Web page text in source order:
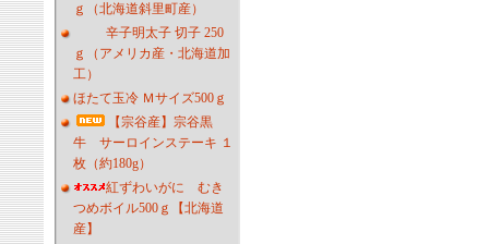
ｇ（北海道斜里町産）
辛子明太子 切子 250
ｇ（アメリカ産・北海道加
工）
ほたて玉冷 Ｍサイズ500ｇ
【宗谷産】宗谷黒
牛 サーロインステーキ １
枚（約180g）
紅ずわいがに むき
つめボイル500ｇ【北海道
産】